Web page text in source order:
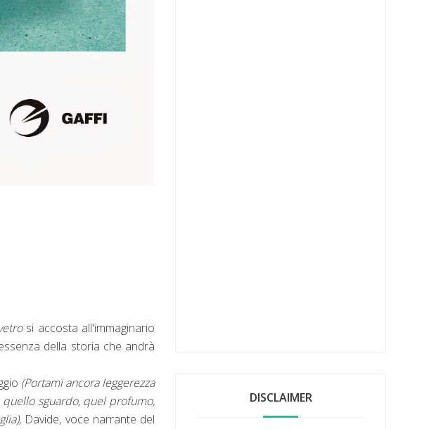
si accosta all'immaginario
della storia che andrà
(Portami ancora leggerezza
sguardo, quel profumo,
, Davide, voce narrante del
DISCLAIMER